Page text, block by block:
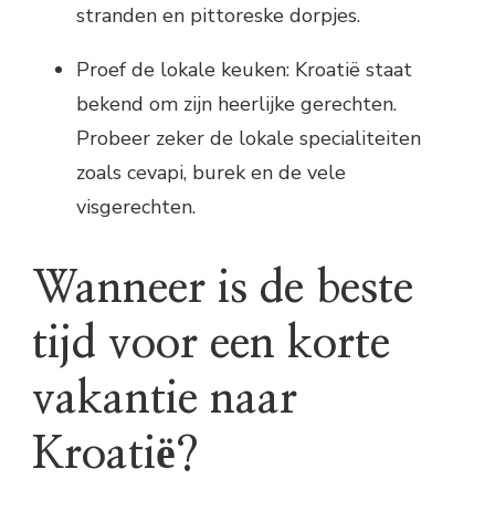
stranden en pittoreske dorpjes.
Proef de lokale keuken: Kroatië staat
bekend om zijn heerlijke gerechten.
Probeer zeker de lokale specialiteiten
zoals cevapi, burek en de vele
visgerechten.
Wanneer is de beste
tijd voor een korte
vakantie naar
Kroatië?